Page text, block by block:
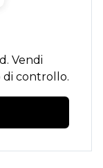
Vendi
controllo.